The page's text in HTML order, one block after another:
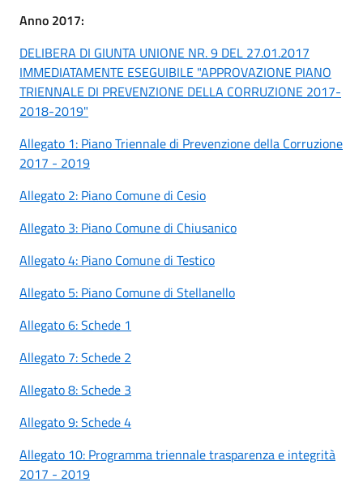
Anno 2017:
DELIBERA DI GIUNTA UNIONE NR. 9 DEL 27.01.2017
IMMEDIATAMENTE ESEGUIBILE "APPROVAZIONE PIANO
TRIENNALE DI PREVENZIONE DELLA CORRUZIONE 2017-
2018-2019"
Allegato 1: Piano Triennale di Prevenzione della Corruzione
2017 - 2019
Allegato 2: Piano Comune di Cesio
Allegato 3: Piano Comune di Chiusanico
Allegato 4: Piano Comune di Testico
Allegato 5: Piano Comune di Stellanello
Allegato 6: Schede 1
Allegato 7: Schede 2
Allegato 8: Schede 3
Allegato 9: Schede 4
Allegato 10: Programma triennale trasparenza e integrità
2017 - 2019